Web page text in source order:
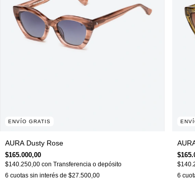
ENVÍO GRATIS
AURA Dusty Rose
$165.000,00
$140.250,00 con Transferencia o depósito
6 cuotas sin interés de $27.500,00
6